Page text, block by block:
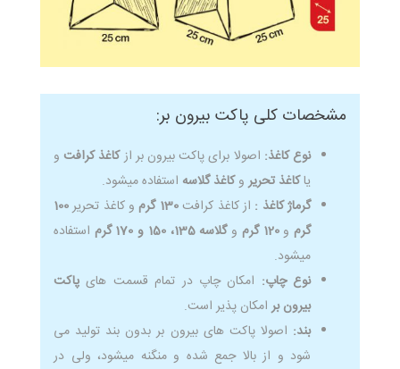
مشخصات کلی پاکت بیرون بر:
نوع کاغذ: اصولا برای پاکت بیرون بر ازکاغذ کرافتو
یاکاغذ تحریر وکاغذ گلاسه استفاده میشود.
گرماژ کاغذ : از کاغذ کرافت130 گرم و کاغذ تحریر100
گرم و120 گرم وگلاسه 135، 150 و 170 گرم
استفاده
میشود.
نوع چاپ: امکان چاپ در تمام قسمت های پاکت
بیرون بر امکان پذیر است.
بند: اصولا پاکت های بیرون بر بدون بند تولید می
شود و از بالا جمع شده و منگنه میشود، ولی در